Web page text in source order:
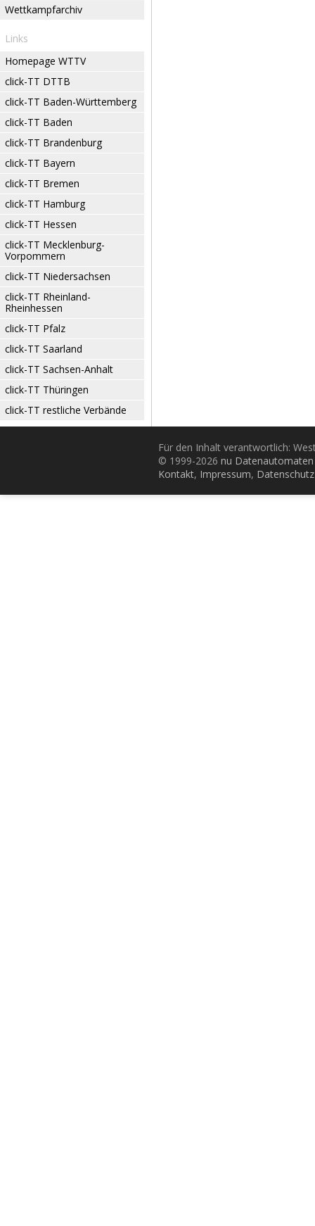
Wettkampfarchiv
Links
Homepage WTTV
click-TT DTTB
click-TT Baden-Württemberg
click-TT Baden
click-TT Brandenburg
click-TT Bayern
click-TT Bremen
click-TT Hamburg
click-TT Hessen
click-TT Mecklenburg-
Vorpommern
click-TT Niedersachsen
click-TT Rheinland-
Rheinhessen
click-TT Pfalz
click-TT Saarland
click-TT Sachsen-Anhalt
click-TT Thüringen
click-TT restliche Verbände
Für den Inhalt verantwortlich:
© 1999-2026 nu
Kontakt, Impressum, Datenschutz